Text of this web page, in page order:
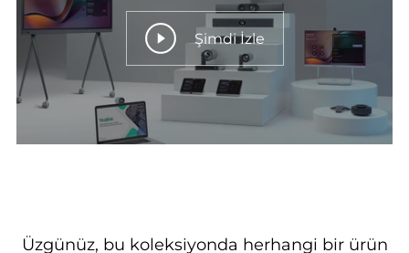
Şimdi İzle
Üzgünüz, bu koleksiyonda herhangi bir ürün